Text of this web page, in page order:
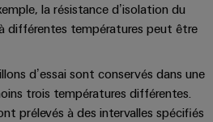
la résistance d’isolation du
différentes températures peut être
d’essai sont conservés dans une
trois températures différentes.
prélevés à des intervalles spécifiés